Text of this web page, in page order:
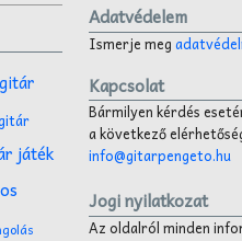
játék
Adatvédelem
Ismerje meg
Kapcsolat
Bármilyen kérdés
a következő
info@gitarpengeto.hu
Jogi nyilatkozat
Az oldalról minden